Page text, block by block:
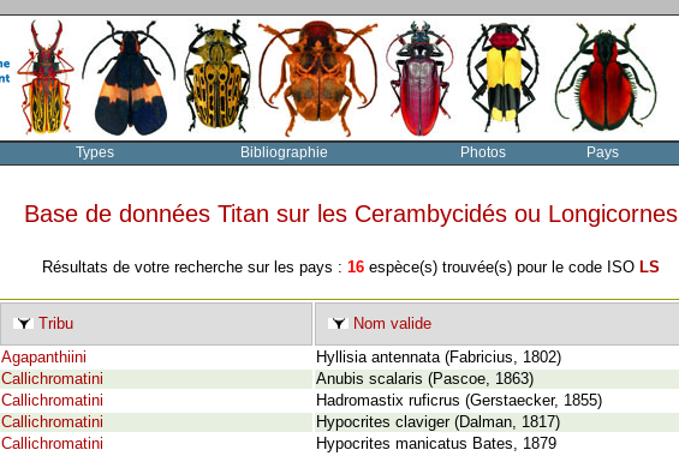
Types Bibliographie Photos Pays
Base de données Titan sur les Cerambycidés ou Longicornes
Résultats de votre recherche sur les pays : 16 espèce(s) trouvée(s) pour le code ISO LS
Tribu
Nom valide
Agapanthiini
Hyllisia antennata (Fabricius, 1802)
Callichromatini
Anubis scalaris (Pascoe, 1863)
Callichromatini
Hadromastix ruficrus (Gerstaecker, 1855)
Callichromatini
Hypocrites claviger (Dalman, 1817)
Callichromatini
Hypocrites manicatus Bates, 1879